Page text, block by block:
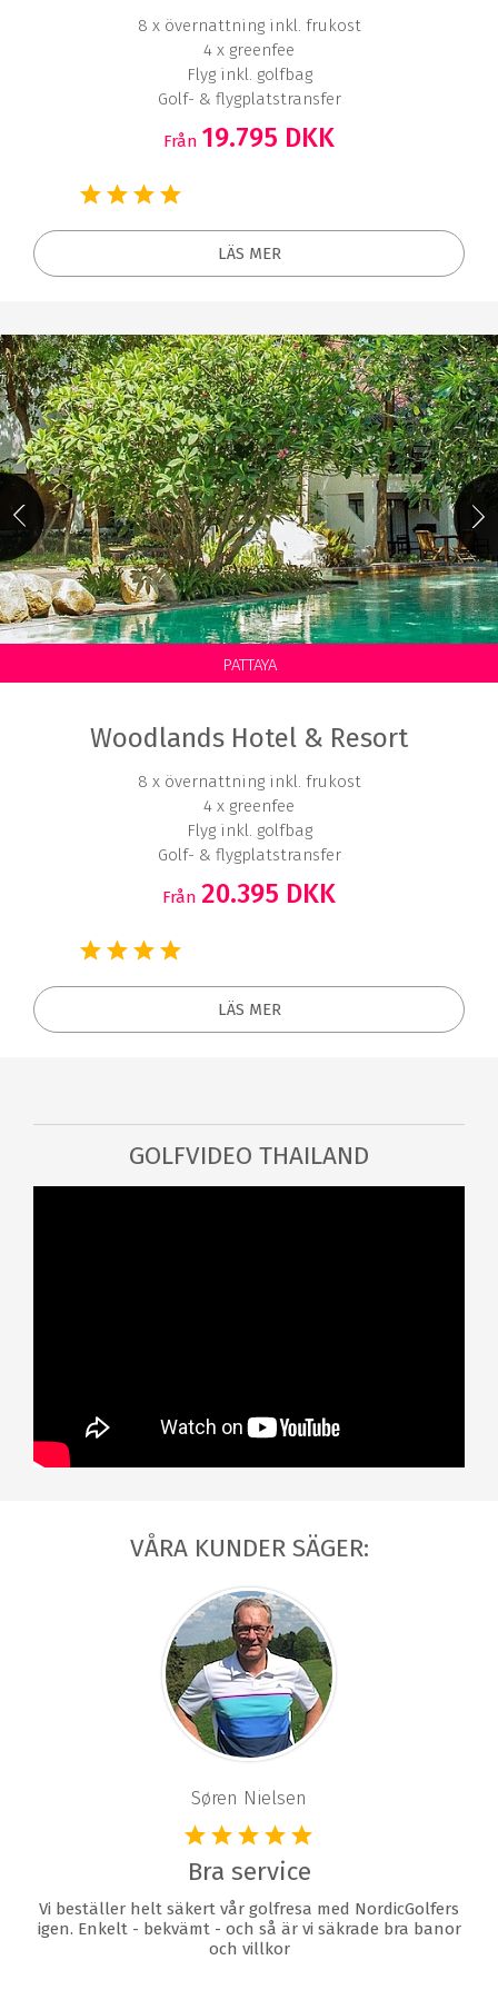
8 x övernattning inkl. frukost
4 x greenfee
Flyg inkl. golfbag
Golf- & flygplatstransfer
Från 19.795 DKK
LÄS MER
PATTAYA
Woodlands Hotel & Resort
8 x övernattning inkl. frukost
4 x greenfee
Flyg inkl. golfbag
Golf- & flygplatstransfer
Från 20.395 DKK
LÄS MER
GOLFVIDEO THAILAND
VÅRA KUNDER SÄGER:
Søren Nielsen
Bra service
Vi beställer helt säkert vår golfresa med NordicGolfers
igen. Enkelt - bekvämt - och så är vi säkrade bra banor
och villkor